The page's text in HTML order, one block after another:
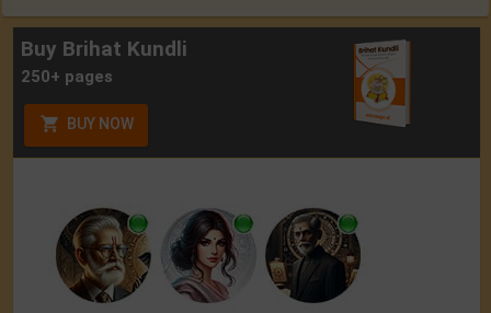
Buy Brihat Kundli
250+ pages
BUY NOW